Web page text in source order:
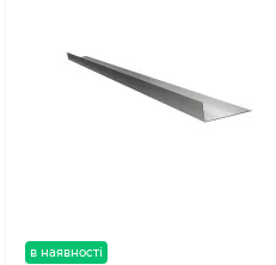
в наявності